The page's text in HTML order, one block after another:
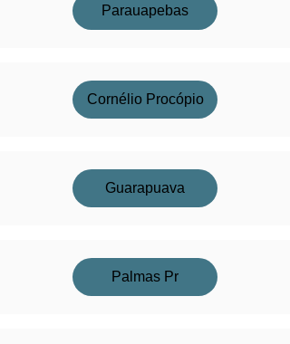
Parauapebas
Cornélio Procópio
Guarapuava
Palmas Pr